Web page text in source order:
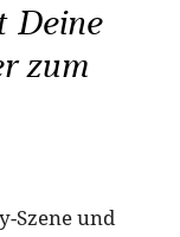
Deine
zum
Szene und